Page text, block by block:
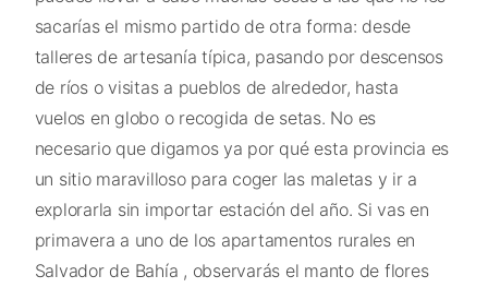
sacarías el mismo partido de otra forma: desde
talleres de artesanía típica, pasando por descensos
de ríos o visitas a pueblos de alrededor, hasta
vuelos en globo o recogida de setas. No es
necesario que digamos ya por qué esta provincia es
un sitio maravilloso para coger las maletas y ir a
explorarla sin importar estación del año. Si vas en
primavera a uno de los apartamentos rurales en
Salvador de Bahía , observarás el manto de flores